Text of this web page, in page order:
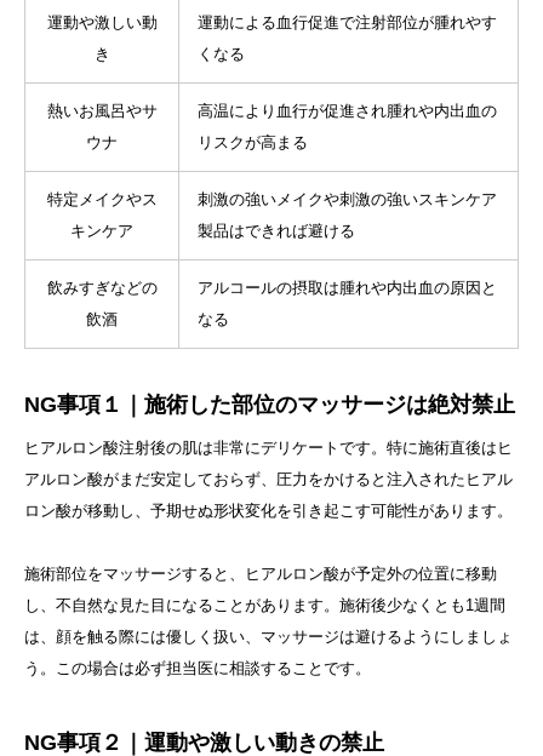
運動や激しい動
き
運動による血行促進で注射部位が腫れやす
くなる
熱いお風呂やサ
ウナ
高温により血行が促進され腫れや内出血の
リスクが高まる
特定メイクやス
キンケア
刺激の強いメイクや刺激の強いスキンケア
製品はできれば避ける
飲みすぎなどの
飲酒
アルコールの摂取は腫れや内出血の原因と
なる
NG事項１｜施術した部位のマッサージは絶対禁止
ヒアルロン酸注射後の肌は非常にデリケートです。特に施術直後はヒ
アルロン酸がまだ安定しておらず、圧力をかけると注入されたヒアル
ロン酸が移動し、予期せぬ形状変化を引き起こす可能性があります。
施術部位をマッサージすると、ヒアルロン酸が予定外の位置に移動
し、不自然な見た目になることがあります。施術後少なくとも1週間
は、顔を触る際には優しく扱い、マッサージは避けるようにしましょ
う。この場合は必ず担当医に相談することです。
NG事項２｜運動や激しい動きの禁止